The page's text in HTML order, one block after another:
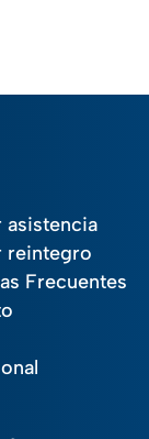
asistencia
reintegro
Frecuentes